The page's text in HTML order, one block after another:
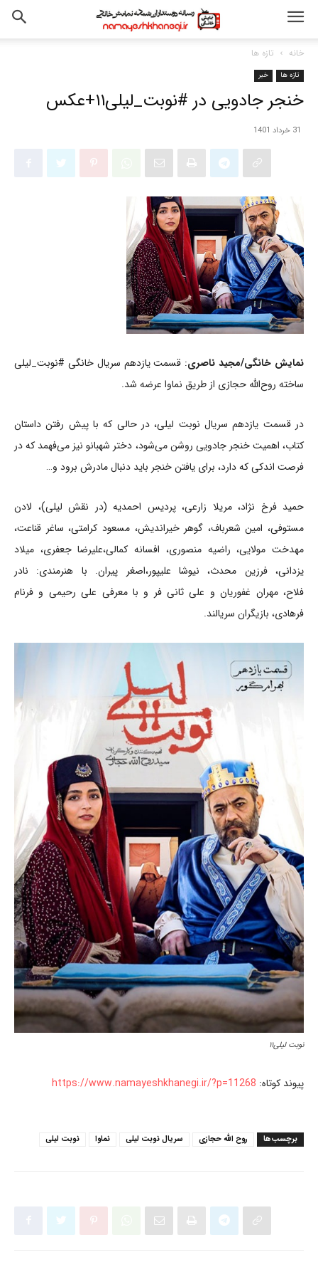
خانه تازه ها
تازه ها خبر
خنجر جادویی در #نوبت_لیلی۱۱+عکس
31 خرداد 1401
نمایش خانگی/مجید ناصری: قسمت یازدهم سریال خانگی #نوبت_لیلی
ساخته روح‌الله حجازی از طریق نماوا عرضه شد.
در قسمت یازدهم سریال نوبت لیلی، در حالی که با پیش رفتن داستان
کتاب، اهمیت خنجر جادویی روشن می‌شود، دختر شهبانو نیز می‌فهمد که در
فرصت اندکی که دارد، برای یافتن خنجر باید دنبال مادرش برود و…
حمید فرخ نژاد، مریلا زارعی، پردیس احمدیه (در نقش لیلی)، لادن
مستوفی، امین شعرباف، گوهر خیراندیش، مسعود کرامتی، ساغر قناعت،
مهدخت مولایی، راضیه منصوری، افسانه کمالی،علیرضا جعفری، میلاد
یزدانی، فرزین محدث، نیوشا علیپور،اصغر پیران. با هنرمندی: نادر
فلاح، مهران غفوریان و علی ثانی فر و با معرفی علی رحیمی و فرنام
فرهادی، بازیگران سریالند.
نوبت لیلی۱۱
پیوند کوتاه: https://www.namayeshkhanegi.ir/?p=11268
برچسب‌ها روح الله حجازی سریال نوبت لیلی نماوا نوبت‌ لیلی